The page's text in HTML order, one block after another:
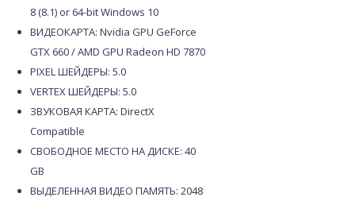
8 (8.1) or 64-bit Windows 10
ВИДЕОКАРТА: Nvidia GPU GeForce
GTX 660 / AMD GPU Radeon HD 7870
PIXEL ШЕЙДЕРЫ: 5.0
VERTEX ШЕЙДЕРЫ: 5.0
ЗВУКОВАЯ КАРТА: DirectX
Compatible
СВОБОДНОЕ МЕСТО НА ДИСКЕ: 40
GB
ВЫДЕЛЕННАЯ ВИДЕО ПАМЯТЬ: 2048